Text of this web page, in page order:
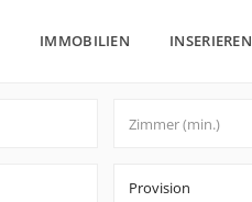
IMMOBILIEN INSERIEREN
Provision